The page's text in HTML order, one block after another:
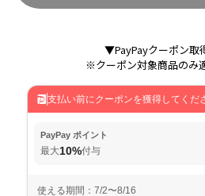
▼PayPayクーポン取
※クーポン対象商品のみ